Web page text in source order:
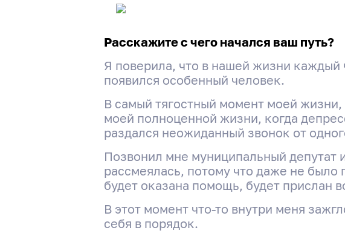
Расскажите с чего начался ваш путь?
Я поверила, что в нашей жизни
появился особенный человек.
В самый тягостный момент моей
моей полноценной жизни, когда
раздался неожиданный звонок от
Позвонил мне муниципальный депутат
рассмеялась, потому что даже не было
будет оказана помощь, будет прислан
В этот момент что-то внутри меня
себя в порядок.